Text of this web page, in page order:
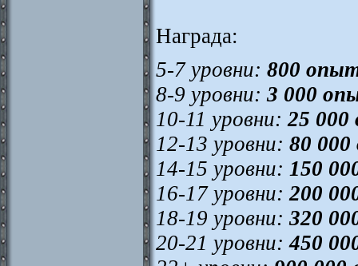
Награда:
5-7 уровни: 800
8-9 уровни: 3 000
10-11 уровни:25
12-13 уровни: 80
14-15 уровни: 150
16-17 уровни:200
18-19 уровни: 320
20-21 уровни:450